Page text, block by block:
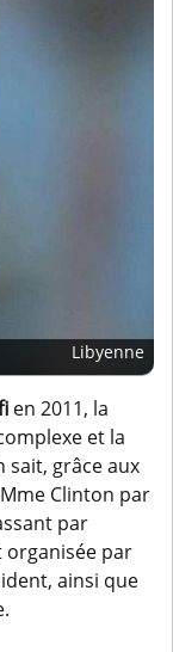
Libyenne
en 2011, la
et la
sait, grâce aux
Clinton par
par
organisée par
ainsi que